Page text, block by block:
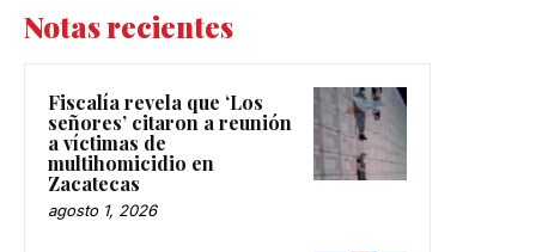
Notas recientes
Fiscalía revela que ‘Los
señores’ citaron a reunión
a víctimas de
multihomicidio en
Zacatecas
agosto 1, 2026